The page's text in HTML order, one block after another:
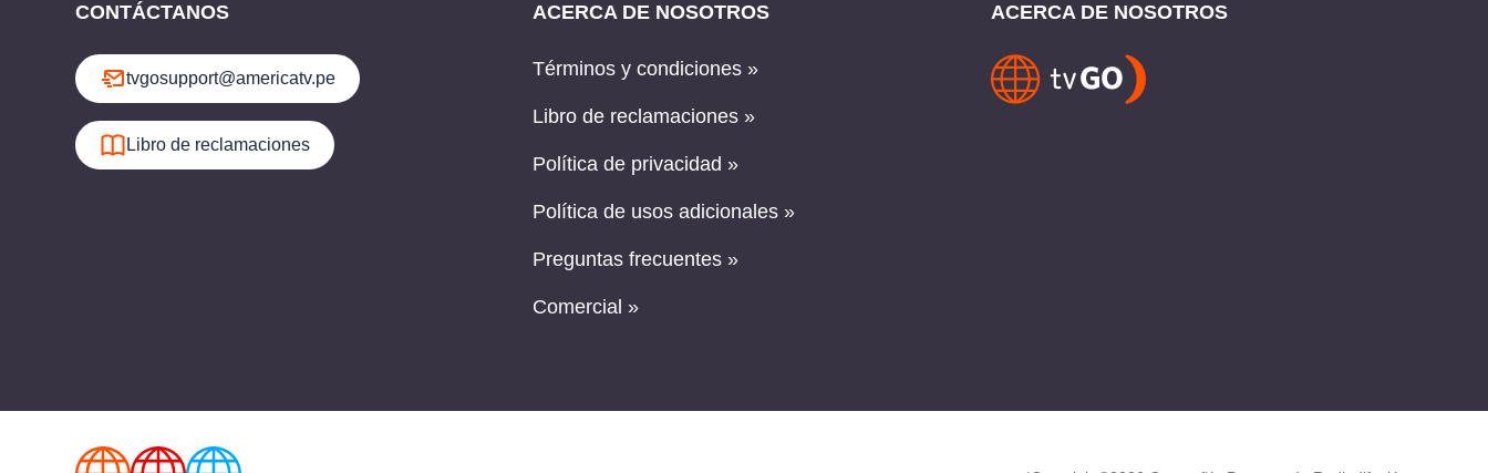
CONTÁCTANOS
tvgosupport@americatv.pe
Libro de reclamaciones
ACERCA DE NOSOTROS
Términos y condiciones »
Libro de reclamaciones »
Política de privacidad »
Política de usos adicionales »
Preguntas frecuentes »
Comercial »
ACERCA DE NOSOTROS